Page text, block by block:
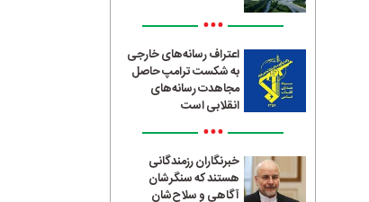
•••
اعتراف رسانه‌های خارجی
به شکست ترامپ حاصل
مجاهدت رسانه‌های
انقلابی است
•••
خبرنگاران رزمندگانی
هستند که سنگرشان
آگاهی و سلاح‌شان